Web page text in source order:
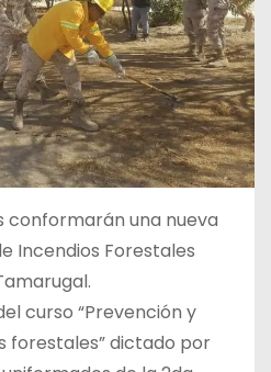
conformarán una nueva
Incendios Forestales
curso “Prevención y
forestales” dictado por